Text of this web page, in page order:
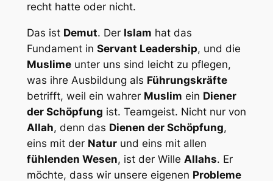
recht hatte oder nicht.
Das ist Demut. Der Islam hat das
Fundament in Servant Leadership, und die
Muslimeunter uns sind leicht zu pflegen,
was ihre Ausbildung als Führungskräfte
betrifft, weil ein wahrer Muslim ein Diener
der Schöpfung ist. Teamgeist. Nicht nur von
Allah, denn das Dienen der Schöpfung,
eins mit der Naturund eins mit allen
fühlenden Wesen, ist der Wille Allahs. Er
möchte, dass wir unsere eigenen Probleme